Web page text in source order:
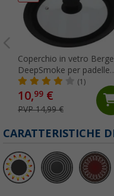
Coperchio in vetro
DeepSmoke per padelle
con bordo in silicone
diametro 22 / 24 / 26 cm
(1)
10,99 €
PVP 14,99 €
CARATTERISTICHE